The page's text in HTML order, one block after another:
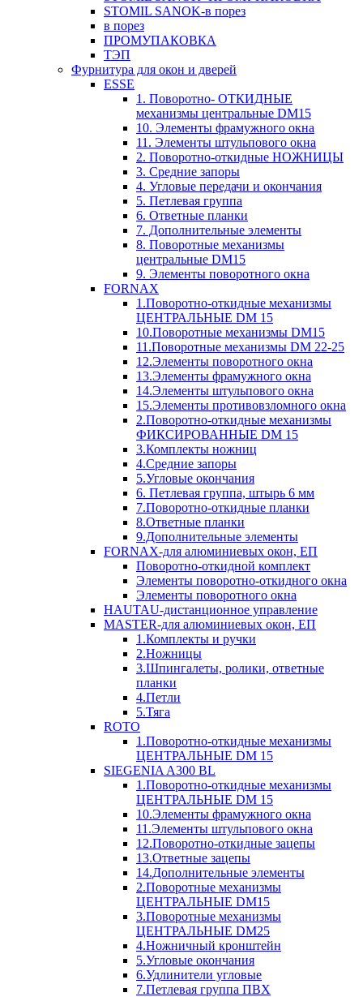
STOMIL SANOK-в порез
в порез
ПРОМУПАКОВКА
ТЭП
Фурнитура для окон и дверей
ESSE
1. Поворотно- ОТКИДНЫЕ
механизмы центральные DM15
10. Элементы фрамужного окна
11. Элементы штульпового окна
2. Поворотно-откидные НОЖНИЦЫ
3. Средние запоры
4. Угловые передачи и окончания
5. Петлевая группа
6. Ответные планки
7. Дополнительные элементы
8. Поворотные механизмы
центральные DM15
9. Элементы поворотного окна
FORNAX
1.Поворотно-откидные механизмы
ЦЕНТРАЛЬНЫЕ DM 15
10.Поворотные механизмы DM15
11.Поворотные механизмы DM 22-25
12.Элементы поворотного окна
13.Элементы фрамужного окна
14.Элементы штульпового окна
15.Элементы противовзломного окна
2.Поворотно-откидные механизмы
ФИКСИРОВАННЫЕ DM 15
3.Комплекты ножниц
4.Средние запоры
5.Угловые окончания
6. Петлевая группа, штырь 6 мм
7.Поворотно-откидные планки
8.Ответные планки
9.Дополнительные элементы
FORNAX-для алюминиевых окон, ЕП
Поворотно-откидной комплект
Элементы поворотно-откидного окна
Элементы поворотного окна
HAUTAU-дистанционное управление
MASTER-для алюминиевых окон, ЕП
1.Комплекты и ручки
2.Ножницы
3.Шпингалеты, ролики, ответные
планки
4.Петли
5.Тяга
ROTO
1.Поворотно-откидные механизмы
ЦЕНТРАЛЬНЫЕ DM 15
SIEGENIA A300 BL
1.Поворотно-откидные механизмы
ЦЕНТРАЛЬНЫЕ DM 15
10.Элементы фрамужного окна
11.Элементы штульпового окна
12.Поворотно-откидные зацепы
13.Ответные зацепы
14.Дополнительные элементы
2.Поворотные механизмы
ЦЕНТРАЛЬНЫЕ DM15
3.Поворотные механизмы
ЦЕНТРАЛЬНЫЕ DM25
4.Ножничный кронштейн
5.Угловые окончания
6.Удлинители угловые
7.Петлевая группа ПВХ